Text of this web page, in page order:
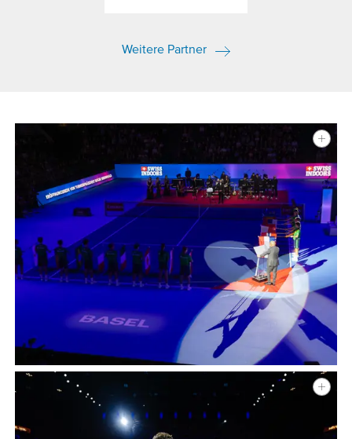
Weitere Partner